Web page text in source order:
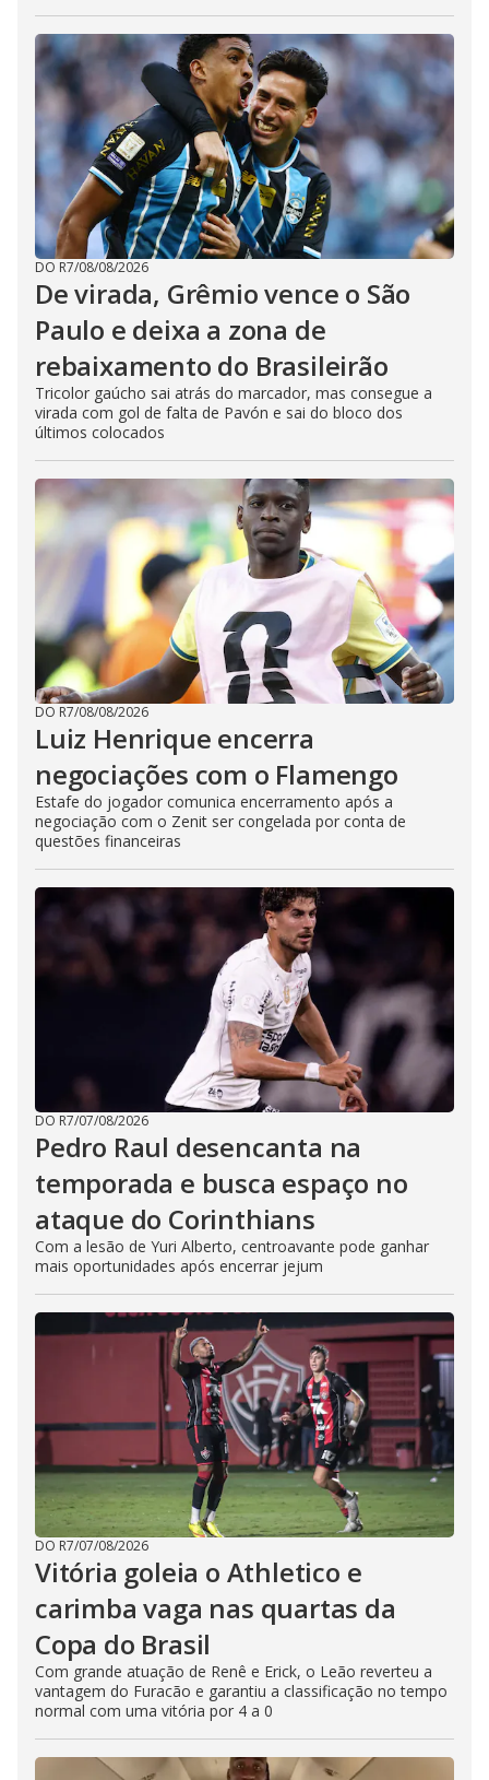
DO R7/08/08/2026
De virada, Grêmio vence o São
Paulo e deixa a zona de
rebaixamento do Brasileirão
Tricolor gaúcho sai atrás do marcador, mas consegue a
virada com gol de falta de Pavón e sai do bloco dos
últimos colocados
DO R7/08/08/2026
Luiz Henrique encerra
negociações com o Flamengo
Estafe do jogador comunica encerramento após a
negociação com o Zenit ser congelada por conta de
questões financeiras
DO R7/07/08/2026
Pedro Raul desencanta na
temporada e busca espaço no
ataque do Corinthians
Com a lesão de Yuri Alberto, centroavante pode ganhar
mais oportunidades após encerrar jejum
DO R7/07/08/2026
Vitória goleia o Athletico e
carimba vaga nas quartas da
Copa do Brasil
Com grande atuação de Renê e Erick, o Leão reverteu a
vantagem do Furacão e garantiu a classificação no tempo
normal com uma vitória por 4 a 0